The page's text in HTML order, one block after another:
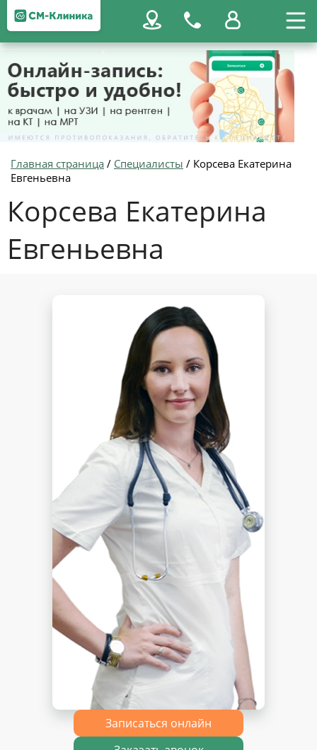
Главная страница / Специалисты / Корсева Екатерина
Евгеньевна
Корсева Екатерина
Евгеньевна
Записаться онлайн